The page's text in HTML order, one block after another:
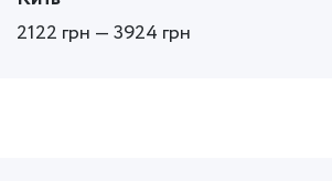
2122 грн — 3924 грн